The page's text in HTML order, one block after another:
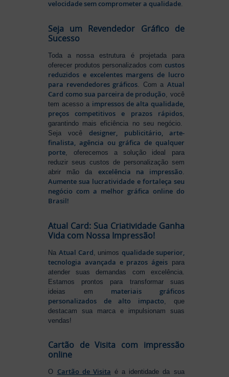
velocidade sem comprometer a qualidade.
Seja um Revendedor Gráfico de
Sucesso
Toda a nossa estrutura é projetada para
oferecer produtos personalizados com custos
reduzidos e excelentes margens de lucro
para revendedores gráficos. Com a Atual
Card como sua parceira de produção, você
tem acesso a impressos de alta qualidade,
preços competitivos e prazos rápidos,
garantindo mais eficiência no seu negócio.
Seja vocêdesigner, publicitário, arte-
finalista, agência ou gráfica de qualquer
porte, oferecemos a solução ideal para
reduzir seus custos de personalização sem
abrir mão da excelência na impressão.
Aumente sua lucratividade e fortaleça seu
negócio com a melhor gráfica online do
Brasil!
Atual Card: Sua Criatividade Ganha
Vida com Nossa Impressão!
Na Atual Card , unimos qualidade superior,
tecnologia avançada e prazos ágeispara
atender suas demandas com excelência.
Estamos prontos para transformar suas
ideias em materiais gráficos
personalizados de alto impacto , que
destacam sua marca e impulsionam suas
vendas!
Cartão de Visita com impressão
online
O Cartão de Visita é a identidade da sua